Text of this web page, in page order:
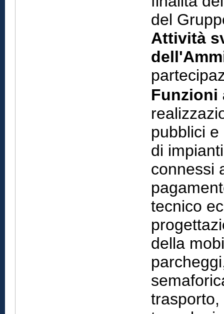
del
Attività
pubblici
di
connessi
tecnico
della